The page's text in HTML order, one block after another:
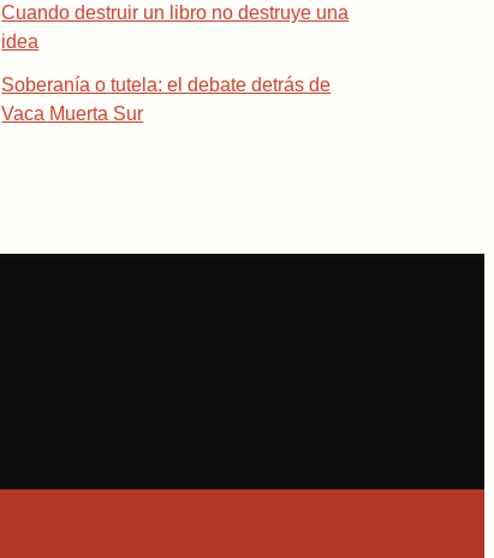
Cuando destruir un libro no destruye una
idea
Soberanía o tutela: el debate detrás de
Vaca Muerta Sur